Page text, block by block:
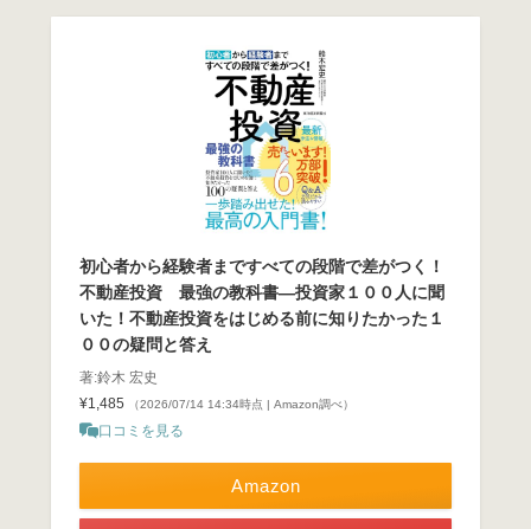
初心者から経験者まですべての段階で差がつく！
不動産投資 最強の教科書―投資家１００人に聞
いた！不動産投資をはじめる前に知りたかった１
００の疑問と答え
著:鈴木 宏史
¥1,485
（2026/07/14 14:34時点 | Amazon調べ）
口コミを見る
Amazon